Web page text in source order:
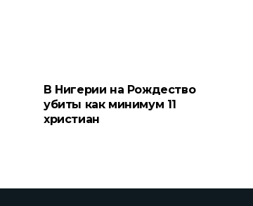
В Нигерии на Рождество
убиты как минимум 11
христиан